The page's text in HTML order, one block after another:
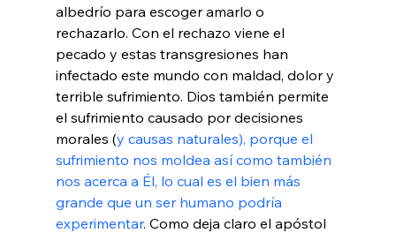
albedrío para escoger amarlo o
rechazarlo. Con el rechazo viene el
pecado y estas transgresiones han
infectado este mundo con maldad, dolor y
terrible sufrimiento. Dios también permite
el sufrimiento causado por decisiones
morales (y causas naturales), porque el
sufrimiento nos moldea así como también
nos acerca a Él, lo cual es el bien más
grande que un ser humano podría
experimentar. Como deja claro el apóstol